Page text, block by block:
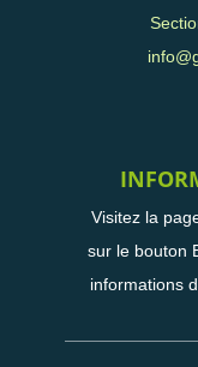
Visitez la
sur le bouton
informations